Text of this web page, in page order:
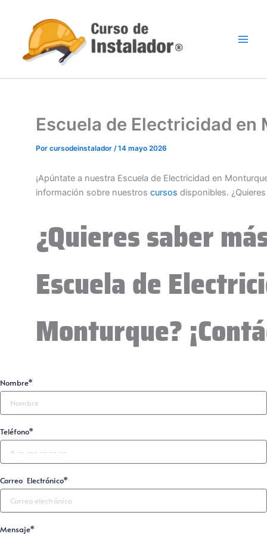
contenido
Escuela de Electricidad en
Por cursodeinstalador /14 mayo 2026
¡Apúntate a nuestra Escuela de Electricidad en
información sobre nuestros cursos disponibles.
¿Quieres saber
Escuela de
Monturque?
Nombre*
Teléfono*
Correo Electrónico*
Mensaje*